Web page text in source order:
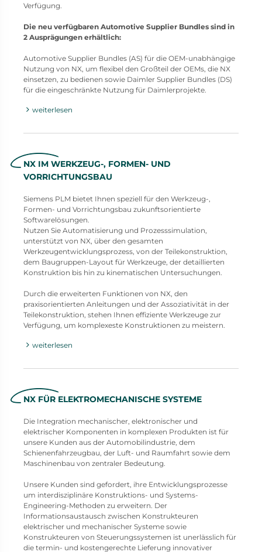
Verfügung.
Die neu verfügbaren Automotive Supplier Bundles sind in
2 Ausprägungen erhältlich:
Automotive Supplier Bundles (AS) für die OEM-unabhängige
Nutzung von NX, um flexibel den Großteil der OEMs, die NX
einsetzen, zu bedienen sowie Daimler Supplier Bundles (DS)
für die eingeschränkte Nutzung für Daimlerprojekte.
weiterlesen
NX IM WERKZEUG-, FORMEN- UND
VORRICHTUNGSBAU
Siemens PLM bietet Ihnen speziell für den Werkzeug-,
Formen- und Vorrichtungsbau zukunftsorientierte
Softwarelösungen.
Nutzen Sie Automatisierung und Prozesssimulation,
unterstützt von NX, über den gesamten
Werkzeugentwicklungsprozess, von der Teilekonstruktion,
dem Baugruppen-Layout für Werkzeuge, der detaillierten
Konstruktion bis hin zu kinematischen Untersuchungen.
Durch die erweiterten Funktionen von NX, den
praxisorientierten Anleitungen und der Assoziativität in der
Teilekonstruktion, stehen Ihnen effiziente Werkzeuge zur
Verfügung, um komplexeste Konstruktionen zu meistern.
weiterlesen
NX FÜR ELEKTROMECHANISCHE SYSTEME
Die Integration mechanischer, elektronischer und
elektrischer Komponenten in komplexen Produkten ist für
unsere Kunden aus der Automobilindustrie, dem
Schienenfahrzeugbau, der Luft- und Raumfahrt sowie dem
Maschinenbau von zentraler Bedeutung.
Unsere Kunden sind gefordert, ihre Entwicklungsprozesse
um interdisziplinäre Konstruktions- und Systems-
Engineering-Methoden zu erweitern. Der
Informationsaustausch zwischen Konstrukteuren
elektrischer und mechanischer Systeme sowie
Konstrukteuren von Steuerungssystemen ist unerlässlich für
die termin- und kostengerechte Lieferung innovativer